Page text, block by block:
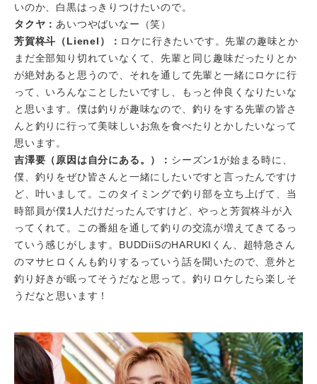
いのか、白黒はっきりつけたいので。
タクヤ： あいつやばいなー（笑）
芳賀柊斗（Lienel）： ロケに行きたいです。先輩の趣味とか
まだ全部知り切れていなくて、先輩と同じ趣味だったりとか
が絶対あると思うので、それを通して先輩と一緒にロケに行
って、いろんなことしたいですし、もっと仲良くなりたいな
と思います。僕は釣りが趣味なので、釣りをする先輩の皆さ
んと釣りに行って美味しいお魚を食べたりとかしたいなって
思います。
吉澤要（原因は自分にある。）： シーズン1が始まる時に、
僕、釣りをぜひ皆さんと一緒にしたいですと言ったんですけ
ど、叶いまして。このタイミングで釣り部を立ち上げて、当
時部員が僕1人だけだったんですけど、やっと芳賀柊斗が入
ってくれて。この番組を通して釣りの交流が増えてきてるっ
ていう感じがします。BUDDiiSのHARUKIくん、超特急さん
のマサヒロくんも釣りするっていう話を聞いたので、意外と
釣り好きが眠ってそうだなと思って。釣りロケしたら楽しそ
うだなと思います！